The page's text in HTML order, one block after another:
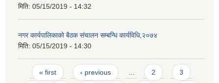
मिति: 05/15/2019 - 14:32
नगर कार्यपालिकाको बैठक संचालन सम्बन्धि कार्यविधि,२०७४
मिति: 05/15/2019 - 14:30
Pages
« first ‹ previous … 2 3